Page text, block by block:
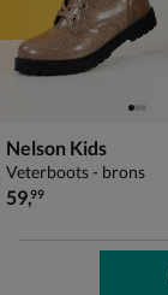
Nelson Kids
Veterboots - brons
€ 59,99
59,99